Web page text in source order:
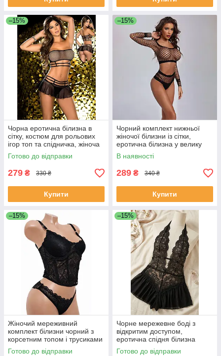
–15%
Чорна еротична білизна в
сітку, костюм для рольових
ігор топ та спідничка, жіноча
сексуальна білизна
Готово до відправки
279 ₴ 330 ₴
Купити
–15%
Чорний комплект нижньої
жіночої білизни із сітки,
еротична білизна у велику
сітку топ та трусики.
В наявності
289 ₴ 340 ₴
Купити
–15%
Жіночий мереживний
комплект білизни чорний з
корсетним топом і трусиками
стрінг S/M
Готово до відправки
–15%
Чорне мережевне боді з
відкритим доступом,
еротична спідня білизна
жіночий боді-пенюар M-L
Готово до відправки